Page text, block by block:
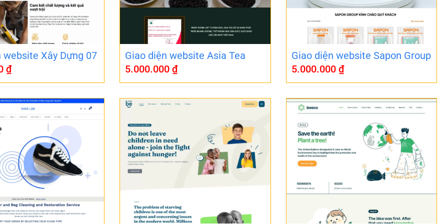
website Xây Dựng 07
₫
Giao diện website Asia Tea
5.000.000 ₫
Giao diện website Sapon Group
5.000.000 ₫